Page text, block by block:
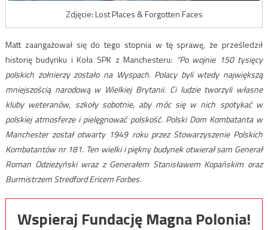
Zdjęcie: Lost Places & Forgotten Faces
Matt zaangażował się do tego stopnia w tę sprawę, że prześledził
historię budynku i Koła SPK z Manchesteru: “Po wojnie 150 tysięcy
polskich żołnierzy zostało na Wyspach. Polacy byli wtedy największą
mniejszością narodową w Wielkiej Brytanii. Ci ludzie tworzyli własne
kluby weteranów, szkoły sobotnie, aby móc się w nich spotykać w
polskiej atmosferze i pielęgnować polskość. Polski Dom Kombatanta w
Manchester został otwarty 1949 roku przez Stowarzyszenie Polskich
Kombatantów nr 181. Ten wielki i piękny budynek otwierał sam Generał
Roman Odzieżyński wraz z Generałem Stanisławem Kopańskim oraz
Burmistrzem Stredford Ericem Forbes.
Wspieraj Fundację Magna Polonia!